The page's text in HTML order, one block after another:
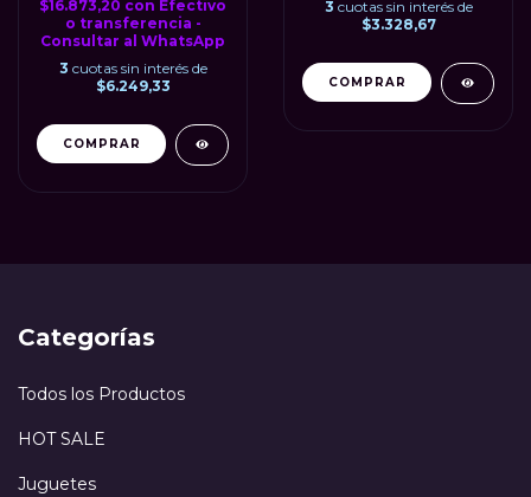
$16.873,20 con Efectivo
o transferencia -
Consultar al WhatsApp
3 cuotas sin interés de
$6.249,33
3 cuotas sin interés de
$3.328,67
Categorías
Todos los Productos
HOT SALE
Juguetes